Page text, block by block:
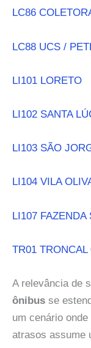
LC86
LC88 UCS /
LI101 LORETO
LI102 SANTA
LI103 SÃO
LI104 VILA
LI107 FAZENDA
TR01 TRONCAL
A relevância de
ônibus se
um cenário
atrasos assume